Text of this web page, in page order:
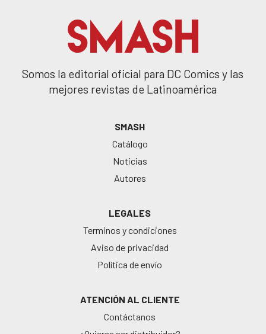
Somos la editorial oficial para DC Comics y las
mejores revistas de Latinoamérica
SMASH
Catálogo
Noticias
Autores
LEGALES
Terminos y condiciones
Aviso de privacidad
Política de envío
ATENCIÓN AL CLIENTE
Contáctanos